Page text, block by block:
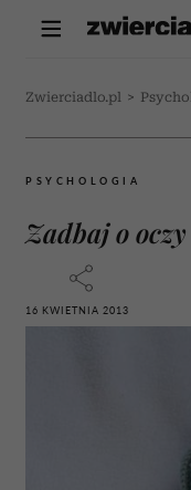
Zwierciadlo.pl >
PSYCHOLOGIA
Zadbaj o
16 KWIETNIA 2013